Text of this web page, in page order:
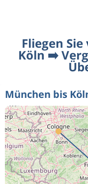
Fliegen
Köln ➡️
München bis